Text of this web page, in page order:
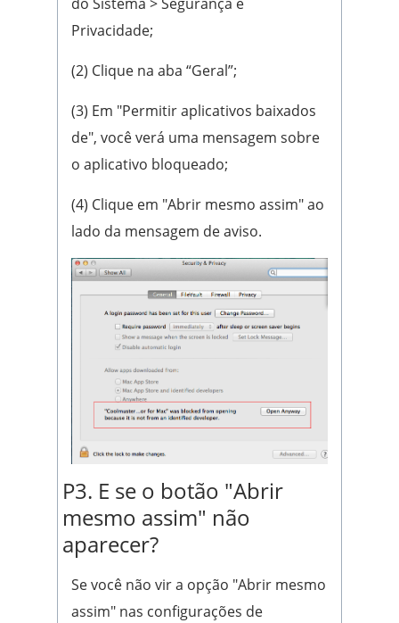
Privacidade;
(2) Clique na aba “Geral”;
(3) Em "Permitir aplicativos baixados
de", você verá uma mensagem sobre
o aplicativo bloqueado;
(4) Clique em "Abrir mesmo assim" ao
lado da mensagem de aviso.
P3. E se o botão "Abrir
mesmo assim" não
aparecer?
Se você não vir a opção "Abrir mesmo
assim" nas configurações de